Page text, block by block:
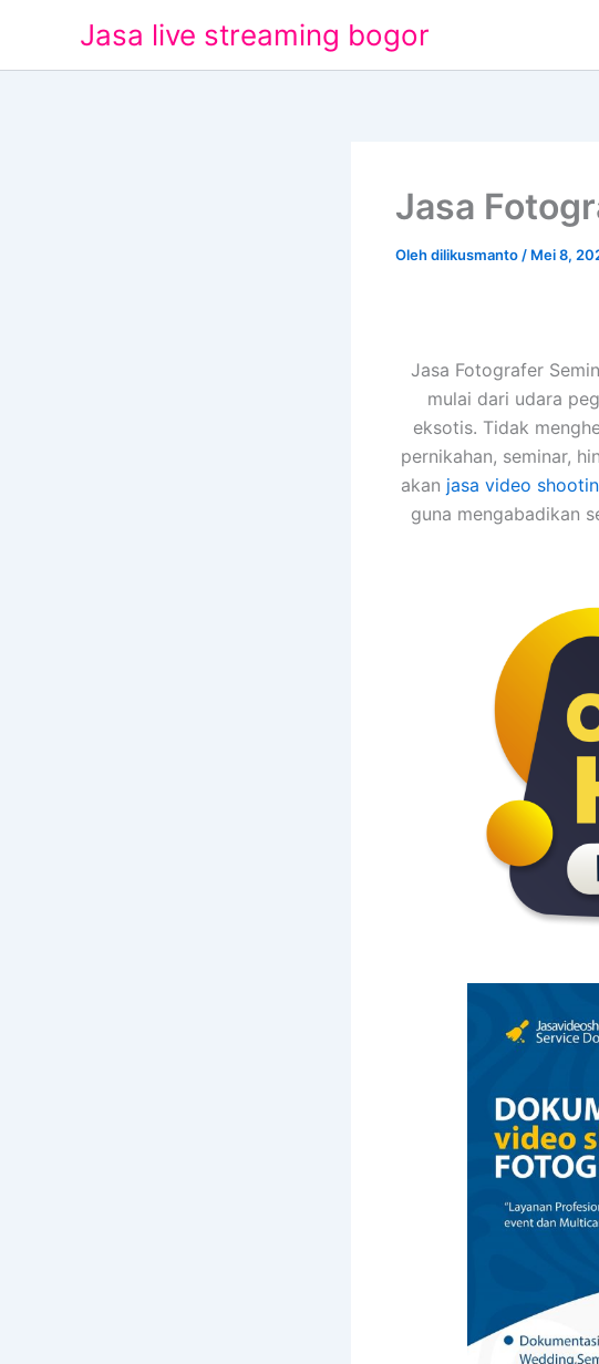
konten
Jasa live streaming bogor
Jasa
Olehdilikusmanto / Mei 8,
Jasa Fotografer
mulai dari udara
eksotis. Tidak
pernikahan, seminar,
akan jasa video
guna mengabadikan